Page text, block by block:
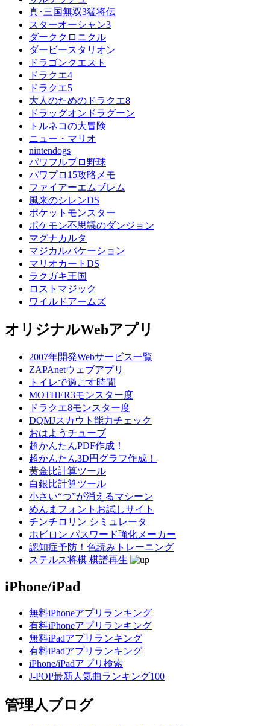
真･三国無双3猛将伝
スターオーシャン3
ダーククロニクル
ダービースタリオン
ドラゴンクエスト
ドラクエ4
ドラクエ5
大人のためのドラクエ8
ドラッグオンドラグーン
トルネコの大冒険
ニュー・マリオ
nintendogs
パワフルプロ野球
パワプロ15攻略メモ
ファイアーエムブレム
風来のシレンDS
ポケットモンスター
ポケモン不思議のダンジョン
マグナカルタ
マジカルバケーション
マリオカートDS
ラクガキ王国
ロストマジック
ワイルドアームズ
オリジナルWebアプリ
2007年開発Webサービス一覧
ZAPAnetウェブアプリ
トイレで過ごす時間
MOTHER3モンスター度
ドラクエ8モンスター度
DQMJスカウト能力チェック
おはようチューブ
超かんたんPDF作成！
超かんたん3D円グラフ作成！
黄金比計算ツール
白銀比計算ツール
小さい“つ”が消えるマシーン
めんまフォントお試しサイト
チンチロリン シミュレータ
ホビロン パスワード強化メーカー
認知症予防！色読みトレーニング
ステルス将棋 棋譜再生
iPhone/iPad
無料iPhoneアプリランキング
有料iPhoneアプリランキング
無料iPadアプリランキング
有料iPadアプリランキング
iPhone/iPadアプリ検索
J-POP最新人気曲ランキング100
管理人ブログ